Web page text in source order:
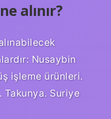
alınır?
Nusaybin
işleme ürünleri.
Takunya. Suriye